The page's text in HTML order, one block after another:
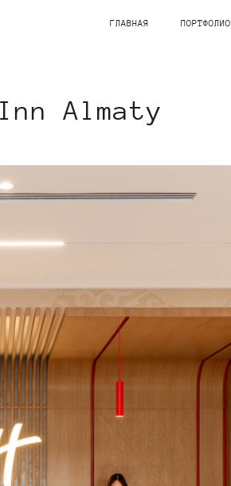
ГЛАВНАЯ ПОРТФОЛИО
Almaty